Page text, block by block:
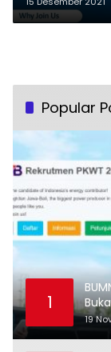
Popular
1
19